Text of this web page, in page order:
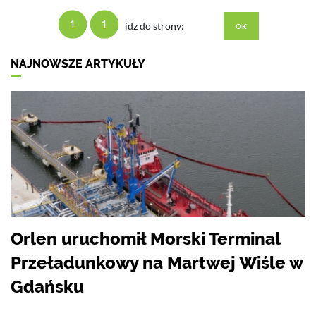
1 1 idz do strony:
NAJNOWSZE ARTYKUŁY
Orlen uruchomił Morski Terminal
Przeładunkowy na Martwej Wiśle w
Gdańsku